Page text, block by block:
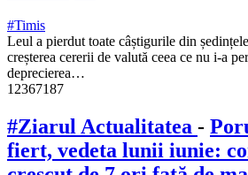
#Timis
Leul a pierdut toate câștigurile din
creșterea cererii de valută ceea ce nu i-a
deprecierea…
12367187
#Ziarul Actualitatea -
fiert, vedeta lunii iunie: